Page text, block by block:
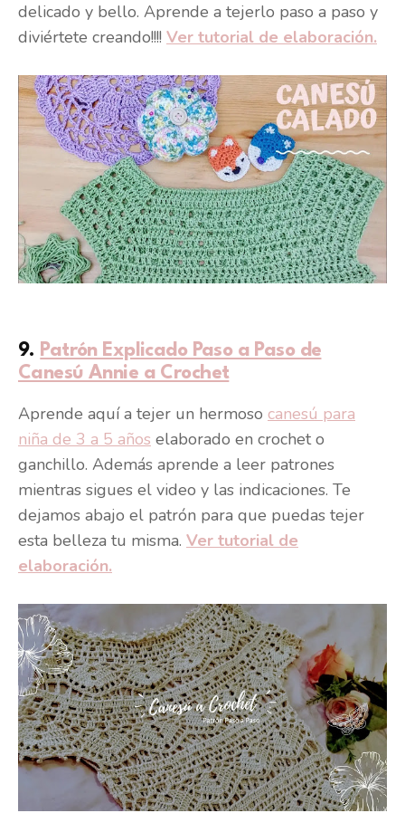
delicado y bello. Aprende a tejerlo paso a paso y
diviértete creando!!!! Ver tutorial de elaboración.
9. Patrón Explicado Paso a Paso de
Canesú Annie a Crochet
Aprende aquí a tejer un hermoso canesú para
niña de 3 a 5 años elaborado en crochet o
ganchillo. Además aprende a leer patrones
mientras sigues el video y las indicaciones. Te
dejamos abajo el patrón para que puedas tejer
esta belleza tu misma. Ver tutorial de
elaboración.